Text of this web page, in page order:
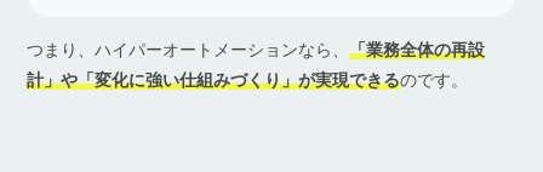
つまり、ハイパーオートメーションなら、「業務全体の再設
計」や「変化に強い仕組みづくり」が実現できるのです。